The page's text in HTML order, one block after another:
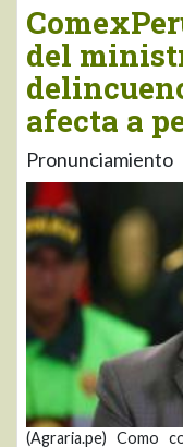
del
afecta a
Pronunciamiento
(Agraria.pe) Como